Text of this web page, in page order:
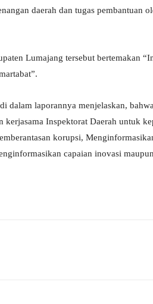
daerah dan tugas pembantuan
Lumajang tersebut bertemakan
dalam laporannya menjelaskan,
Inspektorat Daerah untuk
korupsi,
capaian inovasi